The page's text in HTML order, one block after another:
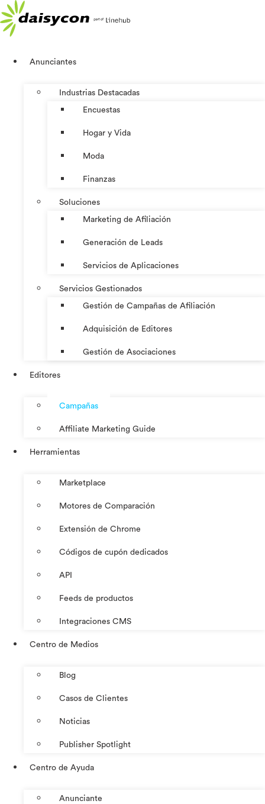
al
contenido
Anunciantes
Industrias Destacadas
Encuestas
Hogar y Vida
Moda
Finanzas
Soluciones
Marketing de Afiliación
Generación de Leads
Servicios de Aplicaciones
Servicios Gestionados
Gestión de Campañas de Afiliación
Adquisición de Editores
Gestión de Asociaciones
Editores
Campañas
Affiliate Marketing Guide
Herramientas
Marketplace
Motores de Comparación
Extensión de Chrome
Códigos de cupón dedicados
API
Feeds de productos
Integraciones CMS
Centro de Medios
Blog
Casos de Clientes
Noticias
Publisher Spotlight
Centro de Ayuda
Anunciante